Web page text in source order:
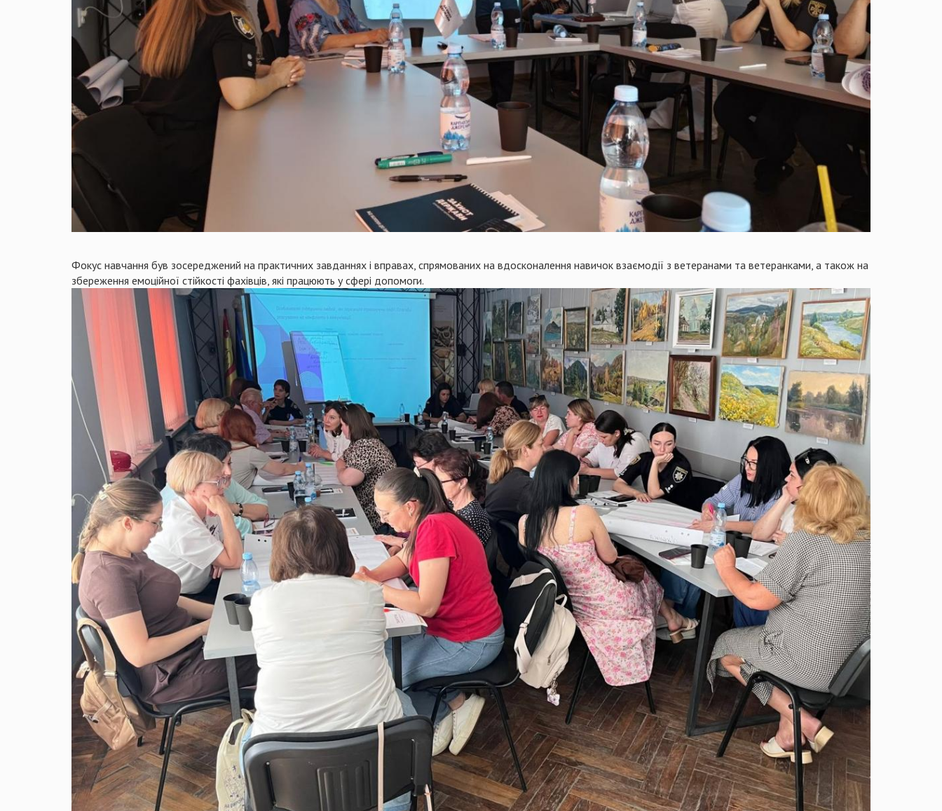
Фокус навчання був зосереджений на практичних завданнях і вправах, спрямованих на вдосконалення навичок взаємодії з ветеранами та ветеранками, а також на
збереження емоційної стійкості фахівців, які працюють у сфері допомоги.